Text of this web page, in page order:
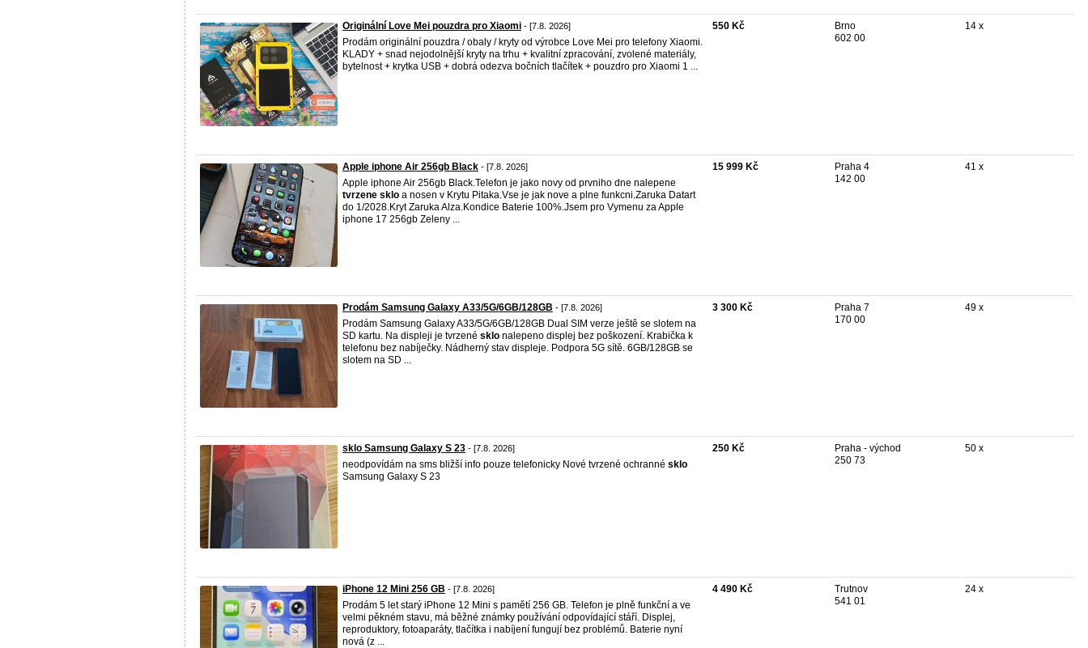
Originální Love Mei pouzdra pro Xiaomi - [7.8. 2026]
Prodám originální pouzdra / obaly / kryty od výrobce Love Mei pro telefony Xiaomi.
KLADY + snad nejodolnější kryty na trhu + kvalitní zpracování, zvolené materiály,
bytelnost + krytka USB + dobrá odezva bočních tlačítek + pouzdro pro Xiaomi 1 ...
550 Kč
Brno
602 00
14 x
Apple iphone Air 256gb Black - [7.8. 2026]
Apple iphone Air 256gb Black.Telefon je jako novy od prvniho dne nalepene
tvrzene sklo a nosen v Krytu Pitaka.Vse je jak nove a plne funkcni.Zaruka Datart
do 1/2028.Kryt Zaruka Alza.Kondice Baterie 100%.Jsem pro Vymenu za Apple
iphone 17 256gb Zeleny ...
15 999 Kč
Praha 4
142 00
41 x
Prodám Samsung Galaxy A33/5G/6GB/128GB - [7.8. 2026]
Prodám Samsung Galaxy A33/5G/6GB/128GB Dual SIM verze ještě se slotem na
SD kartu. Na displeji je tvrzené sklo nalepeno displej bez poškození. Krabička k
telefonu bez nabíječky. Nádherný stav displeje. Podpora 5G sítě. 6GB/128GB se
slotem na SD ...
3 300 Kč
Praha 7
170 00
49 x
sklo Samsung Galaxy S 23 - [7.8. 2026]
neodpovídám na sms bližší info pouze telefonicky Nové tvrzené ochranné sklo
Samsung Galaxy S 23
250 Kč
Praha - východ
250 73
50 x
iPhone 12 Mini 256 GB - [7.8. 2026]
Prodám 5 let starý iPhone 12 Mini s pamětí 256 GB. Telefon je plně funkční a ve
velmi pěkném stavu, má běžné známky používání odpovídající stáří. Displej,
reproduktory, fotoaparáty, tlačítka i nabíjení fungují bez problémů. Baterie nyní
nová (z ...
4 490 Kč
Trutnov
541 01
24 x